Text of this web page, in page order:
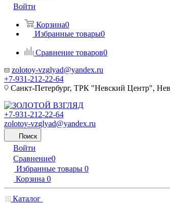
Войти
Корзина0
Избранные товары0
Сравнение товаров0
zolotoy-vzglyad@yandex.ru
+7-931-212-22-64
Санкт-Петербург, ТРК "Невский Центр",
+7-931-212-22-64
zolotoy-vzglyad@yandex.ru
Поиск
Войти
Сравнение0
Избранные товары 0
Корзина 0
Каталог